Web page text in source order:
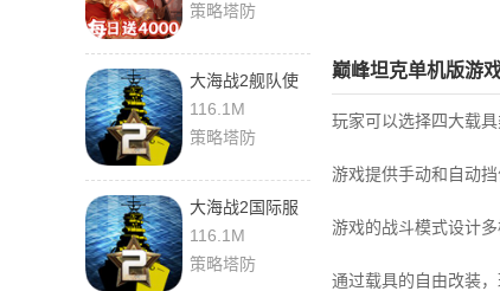
策略塔防
大海战2舰队使
命 1.41 最新版
116.1M
策略塔防
大海战2国际服
1.41 官方版
116.1M
策略塔防
巅峰坦克单机版游
玩家可以选择四大载
游戏提供手动和自动
游戏的战斗模式设计
通过载具的自由改装